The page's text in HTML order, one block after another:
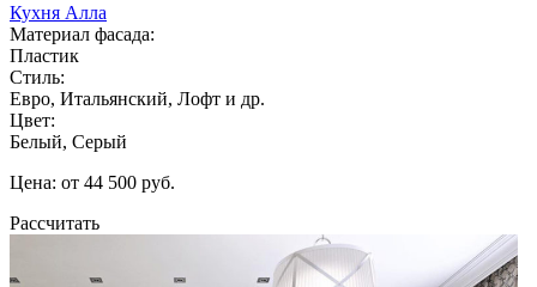
Кухня Алла
Материал фасада:
Пластик
Стиль:
Евро, Итальянский, Лофт и др.
Цвет:
Белый, Серый
Цена: от 44 500 руб.
Рассчитать